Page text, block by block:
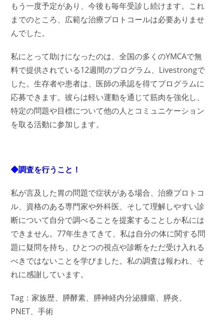
もう一度予定があり、今後も毎年受診し続けます。これ
までのところ、広範な治療プロトコールは必要ありませ
んでした。
私にとって助けになったのは、全国の多くのYMCAで無
料で提供されている12週間のプログラム、Livestrongで
した。生存者や患者は、医師の承認を得てプログラムに
応募できます。彼らは軽い運動を通じて筋肉を強化し、
特定の問題や目標について他の人とコミュニケーション
を取る活動に参加します。
◆調査を行うこと！
私が言及した胃の問題で症状がある場合、治療プロトコ
ル、資格のある専門家や外科医、そして理解しやすい診
断について自分で調べることを提案することしか私には
できません。77年生きてきて、私は自分の体に関する問
題に疑問を持ち、ひとつの視点や診断をただ受け入れる
べきではないことを学びました。私の調査は報われ、そ
れに感謝しています。
Tag：家族歴、膵酵素、膵神経内分泌腫瘍、膵炎、
PNET、手術